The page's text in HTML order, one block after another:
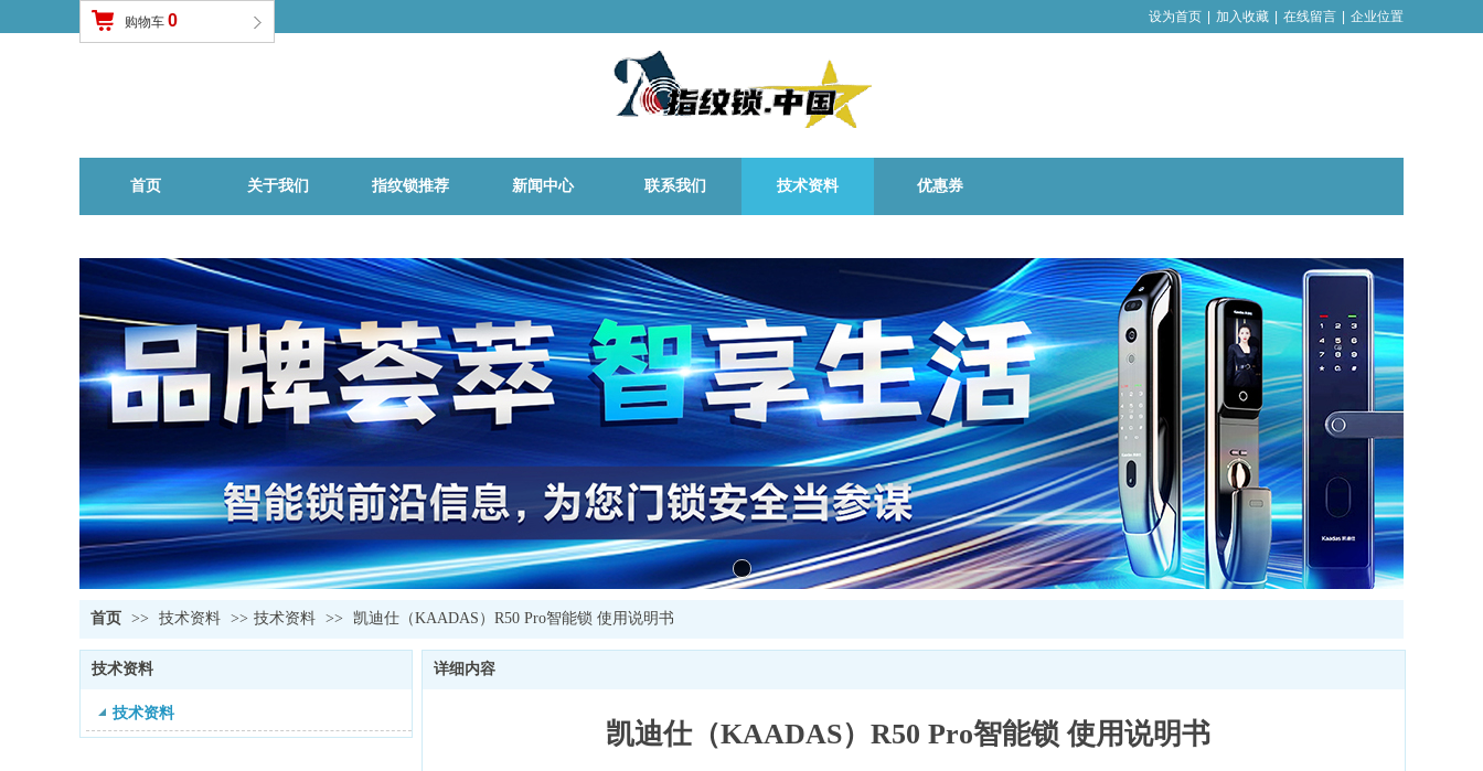
购物车 0
首页 关于我们 指纹锁推荐 新闻中心 联系我们 技术资料 优惠券
登录 | 免费注册 设为首页 加入收藏 在线留言 企业位置
首页 >> 技术资料 >> 技术资料 >> 凯迪仕（KAADAS）R50 Pro智能锁 使用说明书
技术资料
技术资料
详细内容
凯迪仕（KAADAS）R50 Pro智能锁 使用说明书